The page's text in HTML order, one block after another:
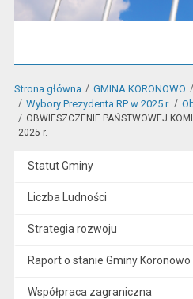
Strona główna GMINA KORONOWO
Wybory Prezydenta RP w 2025 r.
OBWIESZCZENIE PAŃSTWOWEJ
2025 r.
Statut Gminy
Liczba Ludności
Strategia rozwoju
Raport o stanie Gminy Koronowo
Współpraca zagraniczna